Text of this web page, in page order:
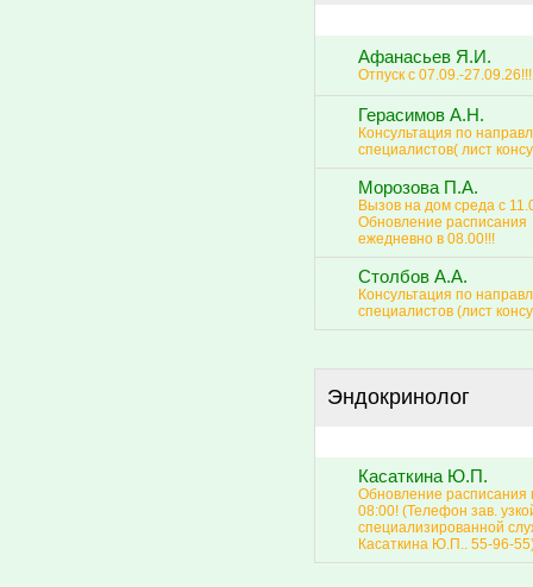
Афанасьев Я.И.
Отпуск с 07.09.-
Герасимов А.Н.
Консультация по
специалистов( лист
Морозова П.А.
Вызов на дом среда с
Обновление расписания
ежедневно в 08.00!!!
Столбов А.А.
Консультация по
специалистов (лист
Эндокринолог
Касаткина Ю.П.
Обновление расписания
08:00! (Телефон зав.
специализированной
Касаткина Ю.П.. 55-96-